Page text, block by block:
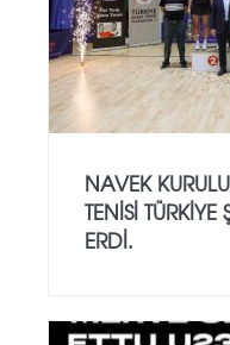
NAVEK
TENISI
ERDI.